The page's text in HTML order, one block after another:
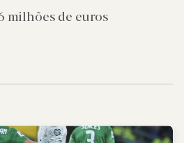
milhões de euros